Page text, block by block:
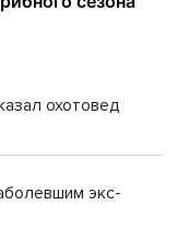
охотовед
экс-